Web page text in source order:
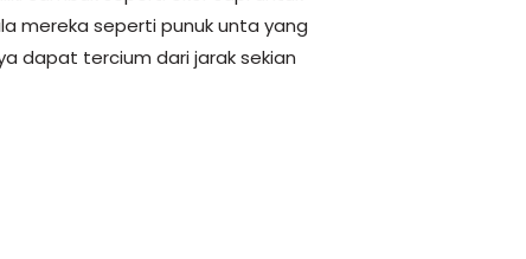
mereka seperti punuk unta yang
dapat tercium dari jarak sekian